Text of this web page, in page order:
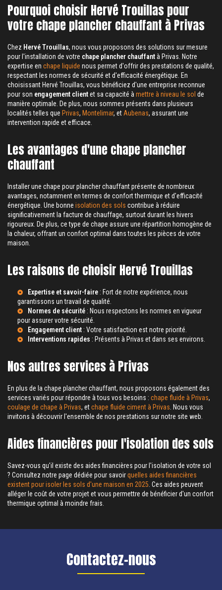
Pourquoi choisir Hervé Trouillas pour
votre chape plancher chauffant à Privas
Chez Hervé Trouillas, nous vous proposons des solutions sur mesure
pour l'installation de votre chape plancher chauffantà Privas. Notre
expertise en chape liquide nous permet d'offrir des prestations de qualité,
respectant les normes de sécurité et d'efficacité énergétique. En
choisissant Hervé Trouillas, vous bénéficiez d'une entreprise reconnue
pour son engagement clientet sa capacité à mettre à niveau le sol de
manière optimale. De plus, nous sommes présents dans plusieurs
localités telles que Privas, Montelimar, et Aubenas, assurant une
intervention rapide et efficace.
Les avantages d'une chape plancher
chauffant
Installer une chape pour plancher chauffant présente de nombreux
avantages, notamment en termes de confort thermique et d'efficacité
énergétique. Une bonne isolation des sols contribue à réduire
significativement la facture de chauffage, surtout durant les hivers
rigoureux. De plus, ce type de chape assure une répartition homogène de
la chaleur, offrant un confort optimal dans toutes les pièces de votre
maison.
Les raisons de choisir Hervé Trouillas
Expertise et savoir-faire : Fort de notre expérience, nous
garantissons un travail de qualité.
Normes de sécurité : Nous respectons les normes en vigueur
pour assurer votre sécurité.
Engagement client : Votre satisfaction est notre priorité.
Interventions rapides : Présents à Privas et dans ses environs.
Nos autres services à Privas
En plus de la chape plancher chauffant, nous proposons également des
services variés pour répondre à tous vos besoins : chape fluide à Privas,
coulage de chape à Privas, etchape fluide ciment à Privas . Nous vous
invitons à découvrir l'ensemble de nos prestations sur notre site web.
Aides financières pour l'isolation des sols
Savez-vous qu'il existe des aides financières pour l'isolation de votre sol
? Consultez notre page dédiée pour savoirquelles aides financières
existent pour isoler les sols d'une maison en 2025 . Ces aides peuvent
alléger le coût de votre projet et vous permettre de bénéficier d'un confort
thermique optimal à moindre frais.
Contactez-nous